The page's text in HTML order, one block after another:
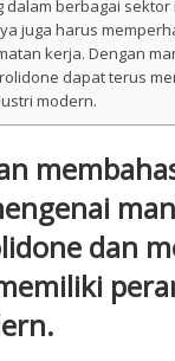
dalam berbagai
juga harus
kerja. Dengan
dapat terus
modern.
dan